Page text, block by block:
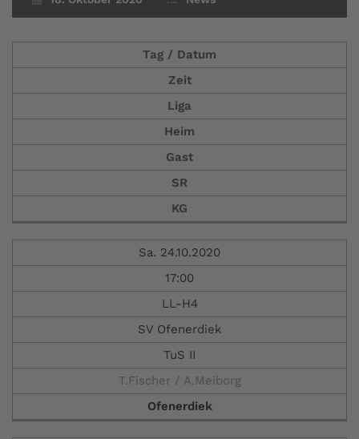
Tag / Datum
Zeit
Liga
Heim
Gast
SR
KG
Sa. 24.10.2020
17:00
LL-H4
SV Ofenerdiek
TuS II
T.Fischer / A.Meiborg
Ofenerdiek